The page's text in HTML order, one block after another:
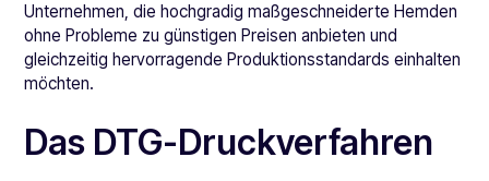
Unternehmen, die hochgradig maßgeschneiderte Hemden
ohne Probleme zu günstigen Preisen anbieten und
gleichzeitig hervorragende Produktionsstandards einhalten
möchten.
Das DTG-Druckverfahren